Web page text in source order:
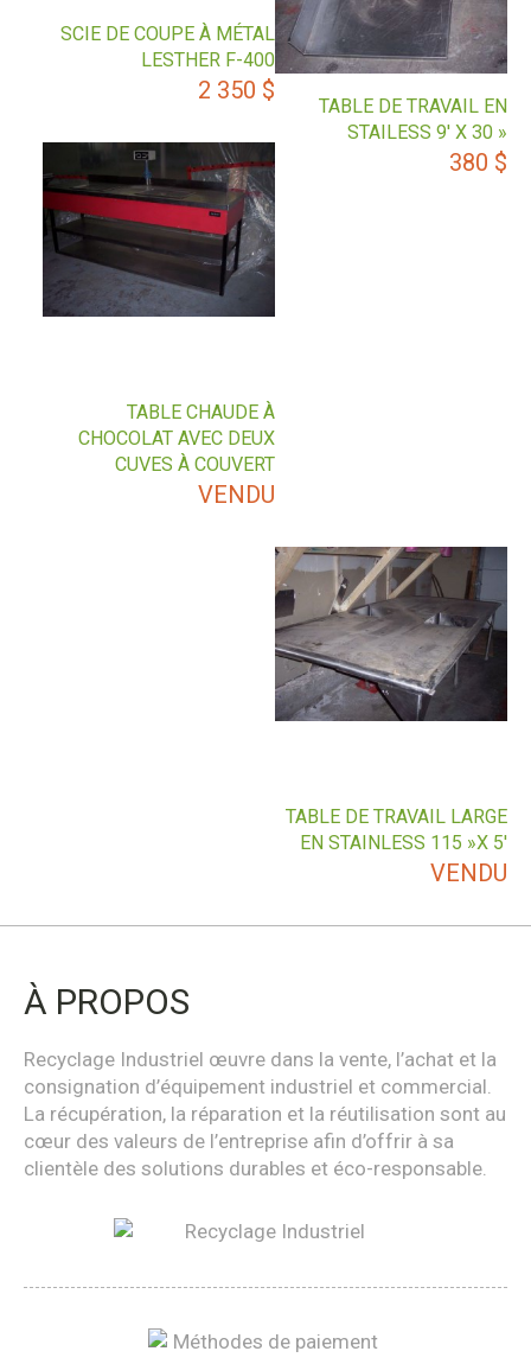
TABLE DE TRAVAIL EN
STAILESS 9′ X 30 »
380 $
SCIE DE COUPE À MÉTAL
LESTHER F-400
2 350 $
TABLE CHAUDE À
CHOCOLAT AVEC DEUX
CUVES À COUVERT
VENDU
TABLE DE TRAVAIL LARGE
EN STAINLESS 115 »X 5′
VENDU
À PROPOS
Recyclage Industriel œuvre dans la vente, l’achat et la
consignation d’équipement industriel et commercial.
La récupération, la réparation et la réutilisation sont au
cœur des valeurs de l’entreprise afin d’offrir à sa
clientèle des solutions durables et éco-responsable.